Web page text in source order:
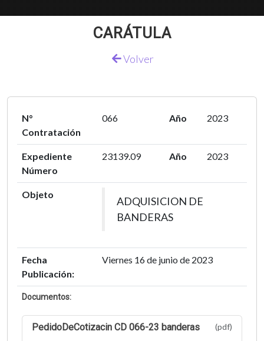
CARÁTULA
Volver
N°
Contratación
066 Año 2023
Expediente
Número
23139.09 Año 2023
Objeto
ADQUISICION DE
BANDERAS
Fecha
Publicación:
Viernes 16 de junio de 2023
Documentos:
PedidoDeCotizacin CD 066-23 banderas (pdf)